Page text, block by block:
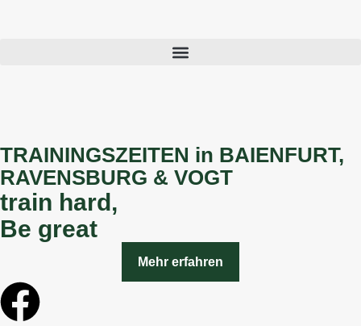
TRAININGSZEITEN in BAIENFURT,
RAVENSBURG & VOGT
train hard,
Be great
Mehr erfahren